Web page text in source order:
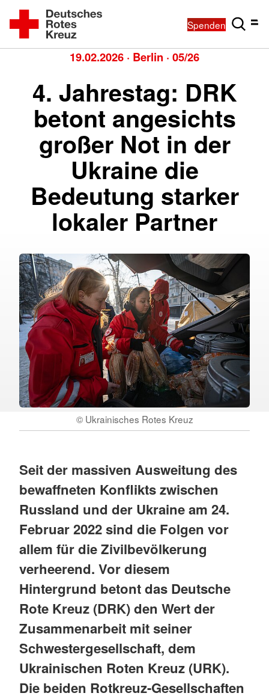
Spenden
19.02.2026 · Berlin · 05/26
4. Jahrestag: DRK
betont angesichts
großer Not in der
Ukraine die
Bedeutung starker
lokaler Partner
© Ukrainisches Rotes Kreuz
Seit der massiven Ausweitung des
bewaffneten Konflikts zwischen
Russland und der Ukraine am 24.
Februar 2022 sind die Folgen vor
allem für die Zivilbevölkerung
verheerend. Vor diesem
Hintergrund betont das Deutsche
Rote Kreuz (DRK) den Wert der
Zusammenarbeit mit seiner
Schwestergesellschaft, dem
Ukrainischen Roten Kreuz (URK).
Die beiden Rotkreuz-Gesellschaften